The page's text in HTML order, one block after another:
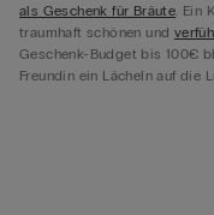
als Geschenk für Bräute. Ein
traumhaft schönen und
Geschenk-Budget bis 100€
Freundin ein Lächeln auf die